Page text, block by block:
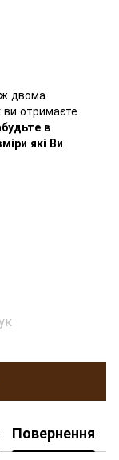
двома
отримаєте
в
які Ви
Повернення